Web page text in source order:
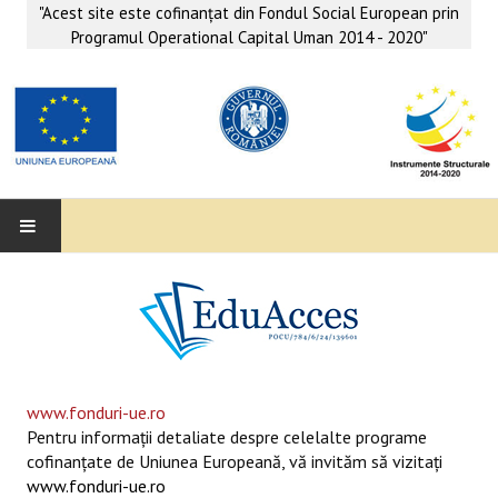
"Acest site este cofinanţat din Fondul Social European prin
Programul Operational Capital Uman 2014 - 2020"
SUPORT EDUCAȚIONAL MATEMATICĂ- INFORMATICĂ
SERVICII PSIHO-SOCIALE
www.fonduri-ue.ro
Pentru informaţii detaliate despre celelalte programe
cofinanţate de Uniunea Europeană, vă invităm să vizitaţi
www.fonduri-ue.ro